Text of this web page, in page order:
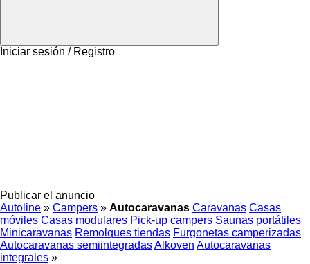
Iniciar sesión / Registro
Publicar el anuncio
Autoline » Campers » Autocaravanas Caravanas Casas
móviles Casas modulares Pick-up campers Saunas portátiles
Minicaravanas Remolques tiendas Furgonetas camperizadas
Autocaravanas semiintegradasAlkoven Autocaravanas
integrales »